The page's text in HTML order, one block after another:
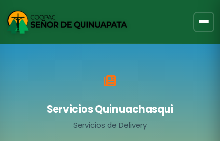
Servicios Quinuachasqui
Servicios de Delivery